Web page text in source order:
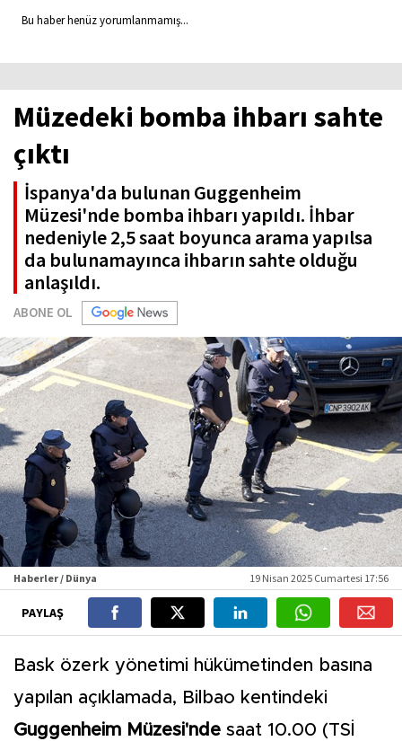
Bu haber henüz yorumlanmamış...
Müzedeki bomba ihbarı sahte
çıktı
İspanya'da bulunan Guggenheim
Müzesi'nde bomba ihbarı yapıldı. İhbar
nedeniyle 2,5 saat boyunca arama yapılsa
da bulunamayınca ihbarın sahte olduğu
anlaşıldı.
ABONE OL
Haberler / Dünya 19 Nisan 2025 Cumartesi 17:56
PAYLAŞ
Bask özerk yönetimi hükümetinden basına
yapılan açıklamada, Bilbao kentindeki
Guggenheim Müzesi'nde saat 10.00 (TSİ